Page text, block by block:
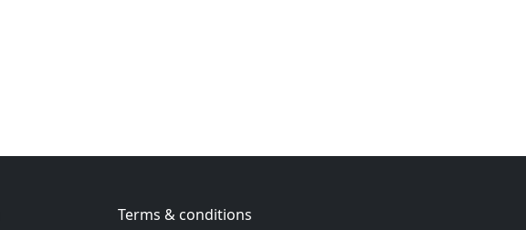
Terms & conditions